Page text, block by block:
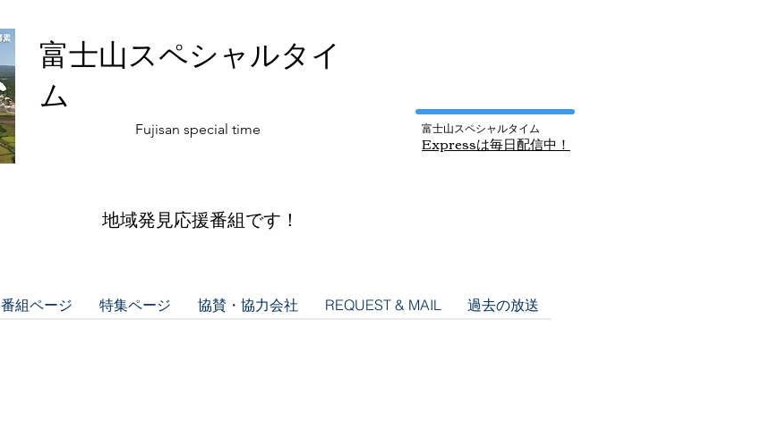
富士山スペシャルタイ
ム
​Fujisan special time 富士山スペシャルタイム
​Expressは毎日配信中！
​地域発見応援番組です！
番組ページ 特集ページ 協賛・協力会社 REQUEST & MAIL 過去の放送